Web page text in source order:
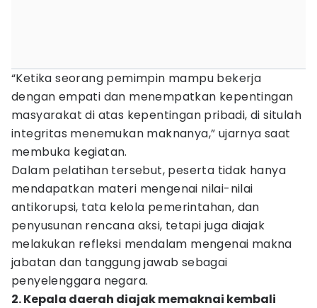
“Ketika seorang pemimpin mampu bekerja
dengan empati dan menempatkan kepentingan
masyarakat di atas kepentingan pribadi, di situlah
integritas menemukan maknanya,” ujarnya saat
membuka kegiatan.
Dalam pelatihan tersebut, peserta tidak hanya
mendapatkan materi mengenai nilai-nilai
antikorupsi, tata kelola pemerintahan, dan
penyusunan rencana aksi, tetapi juga diajak
melakukan refleksi mendalam mengenai makna
jabatan dan tanggung jawab sebagai
penyelenggara negara.
2. Kepala daerah diajak memaknai kembali